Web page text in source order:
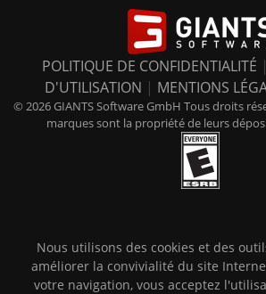
POLITIQUE DE CONFIDENTIALITÉ |
D'UTILISATION | MENTIONS
© 2026 GIANTS Software GmbH Tous droits
marques sont la propriété de leurs
Nous utilisons des cookies et des
améliorer la convivialité du site
votre navigation, vous acceptez